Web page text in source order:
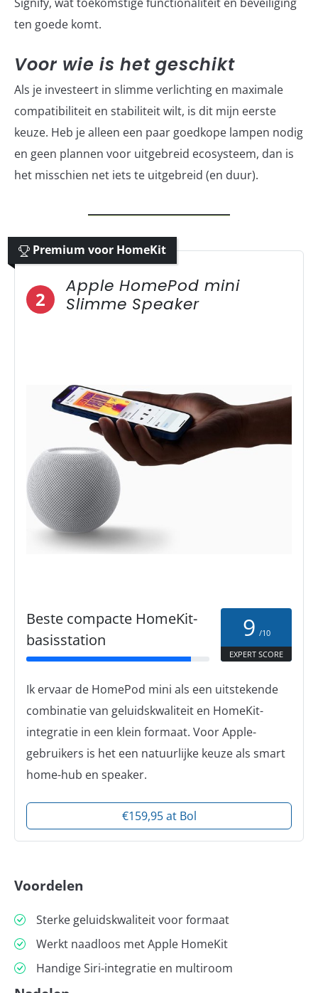
ten goede komt.
Voor wie is het geschikt
Als je investeert in slimme verlichting en maximale
compatibiliteit en stabiliteit wilt, is dit mijn eerste
keuze. Heb je alleen een paar goedkope lampen nodig
en geen plannen voor uitgebreid ecosysteem, dan is
het misschien net iets te uitgebreid (en duur).
Premium voor HomeKit
2
Apple HomePod mini
Slimme Speaker
Beste compacte HomeKit-
basisstation
9 /10
EXPERT SCORE
Ik ervaar de HomePod mini als een uitstekende
combinatie van geluidskwaliteit en HomeKit-
integratie in een klein formaat. Voor Apple-
gebruikers is het een natuurlijke keuze als smart
home-hub en speaker.
€159,95 at Bol
Voordelen
Sterke geluidskwaliteit voor formaat
Werkt naadloos met Apple HomeKit
Handige Siri-integratie en multiroom